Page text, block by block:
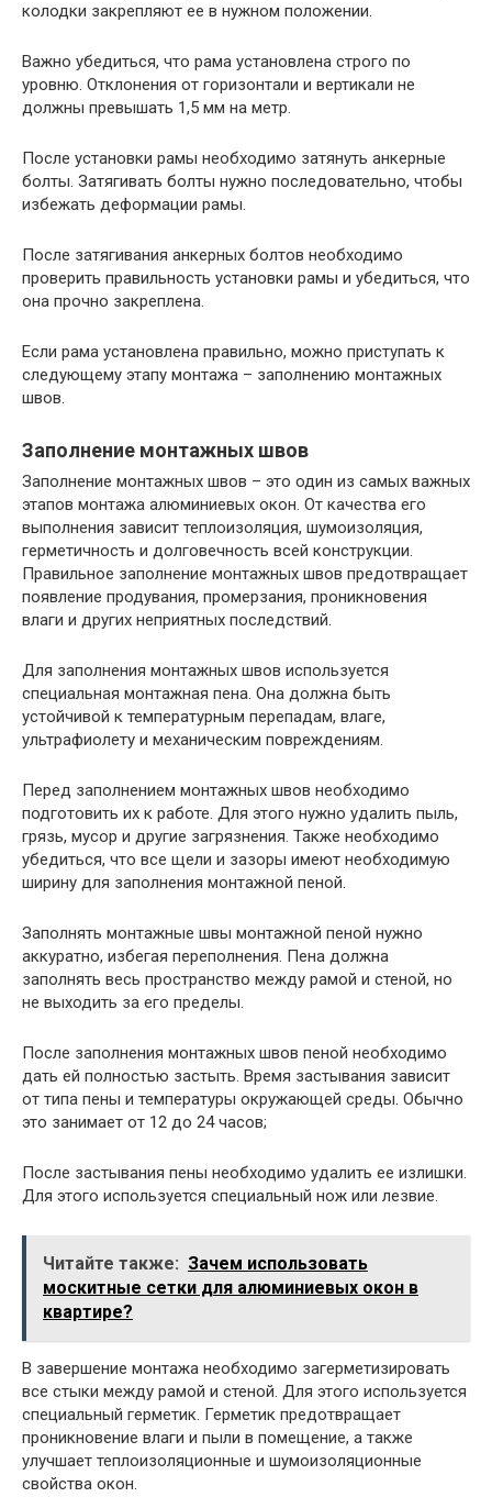
колодки закрепляют ее в нужном положении.
Важно убедиться, что рама установлена строго по
уровню. Отклонения от горизонтали и вертикали не
должны превышать 1,5 мм на метр.
После установки рамы необходимо затянуть анкерные
болты. Затягивать болты нужно последовательно, чтобы
избежать деформации рамы.
После затягивания анкерных болтов необходимо
проверить правильность установки рамы и убедиться, что
она прочно закреплена.
Если рама установлена правильно, можно приступать к
следующему этапу монтажа – заполнению монтажных
швов.
Заполнение монтажных швов
Заполнение монтажных швов – это один из самых важных
этапов монтажа алюминиевых окон. От качества его
выполнения зависит теплоизоляция, шумоизоляция,
герметичность и долговечность всей конструкции.
Правильное заполнение монтажных швов предотвращает
появление продувания, промерзания, проникновения
влаги и других неприятных последствий.
Для заполнения монтажных швов используется
специальная монтажная пена. Она должна быть
устойчивой к температурным перепадам, влаге,
ультрафиолету и механическим повреждениям.
Перед заполнением монтажных швов необходимо
подготовить их к работе. Для этого нужно удалить пыль,
грязь, мусор и другие загрязнения. Также необходимо
убедиться, что все щели и зазоры имеют необходимую
ширину для заполнения монтажной пеной.
Заполнять монтажные швы монтажной пеной нужно
аккуратно, избегая переполнения. Пена должна
заполнять весь пространство между рамой и стеной, но
не выходить за его пределы.
После заполнения монтажных швов пеной необходимо
дать ей полностью застыть. Время застывания зависит
от типа пены и температуры окружающей среды. Обычно
это занимает от 12 до 24 часов;
После застывания пены необходимо удалить ее излишки.
Для этого используется специальный нож или лезвие.
Читайте также: Зачем использовать
москитные сетки для алюминиевых окон в
квартире?
В завершение монтажа необходимо загерметизировать
все стыки между рамой и стеной. Для этого используется
специальный герметик. Герметик предотвращает
проникновение влаги и пыли в помещение, а также
улучшает теплоизоляционные и шумоизоляционные
свойства окон.